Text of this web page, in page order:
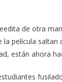
de otra
película
están ahora